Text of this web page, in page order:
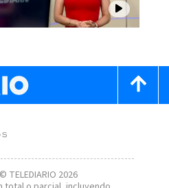
TELEDIARIO 2026